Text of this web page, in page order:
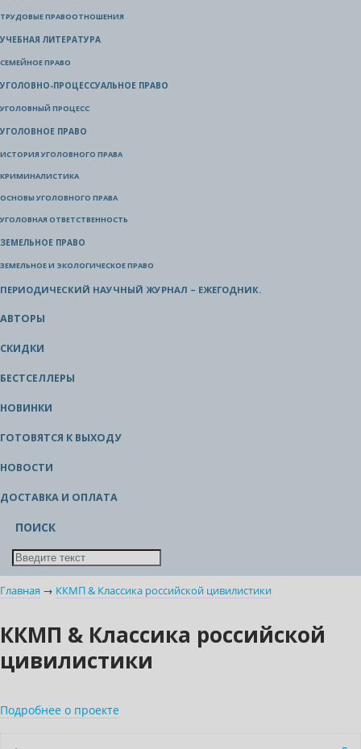
ТРУДОВЫЕ ПРАВООТНОШЕНИЯ
УЧЕБНАЯ ЛИТЕРАТУРА
СЕМЕЙНОЕ ПРАВО
УГОЛОВНО-ПРОЦЕССУАЛЬНОЕ ПРАВО
УГОЛОВНЫЙ ПРОЦЕСС
УГОЛОВНОЕ ПРАВО
ИСТОРИЯ УГОЛОВНОГО ПРАВА
КРИМИНАЛИСТИКА
ОСНОВЫ УГОЛОВНОГО ПРАВА
УГОЛОВНАЯ ОТВЕТСТВЕННОСТЬ
ЗЕМЕЛЬНОЕ ПРАВО
ЗЕМЕЛЬНОЕ И ЭКОЛОГИЧЕСКОЕ ПРАВО
ПЕРИОДИЧЕСКИЙ НАУЧНЫЙ ЖУРНАЛ – ЕЖЕГОДНИК.
АВТОРЫ
СКИДКИ
БЕСТСЕЛЛЕРЫ
НОВИНКИ
ГОТОВЯТСЯ К ВЫХОДУ
НОВОСТИ
ДОСТАВКА И ОПЛАТА
ПОИСК
Главная → ККМП & Классика российской цивилистики
ККМП & Классика российской
цивилистики
Подробнее о проекте